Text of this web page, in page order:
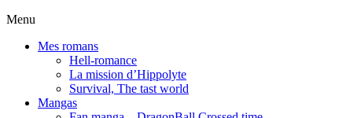
Menu
Mes romans
Hell-romance
La mission d’Hippolyte
Survival, The tast world
Mangas